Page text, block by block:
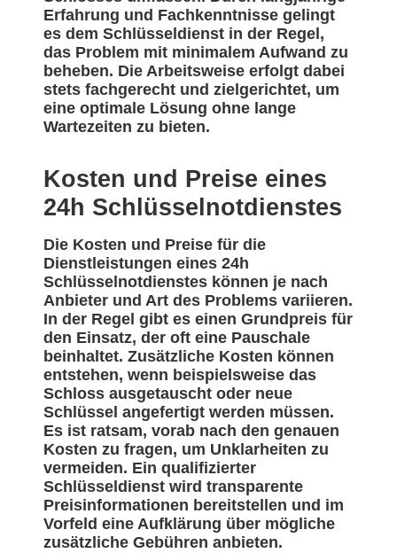
Erfahrung und Fachkenntnisse gelingt
es dem Schlüsseldienst in der Regel,
das Problem mit minimalem Aufwand zu
beheben. Die Arbeitsweise erfolgt dabei
stets fachgerecht und zielgerichtet, um
eine optimale Lösung ohne lange
Wartezeiten zu bieten.
Kosten und Preise eines
24h Schlüsselnotdienstes
Die Kosten und Preise für die
Dienstleistungen eines 24h
Schlüsselnotdienstes können je nach
Anbieter und Art des Problems variieren.
In der Regel gibt es einen Grundpreis für
den Einsatz, der oft eine Pauschale
beinhaltet. Zusätzliche Kosten können
entstehen, wenn beispielsweise das
Schloss ausgetauscht oder neue
Schlüssel angefertigt werden müssen.
Es ist ratsam, vorab nach den genauen
Kosten zu fragen, um Unklarheiten zu
vermeiden. Ein qualifizierter
Schlüsseldienst wird transparente
Preisinformationen bereitstellen und im
Vorfeld eine Aufklärung über mögliche
zusätzliche Gebühren anbieten.